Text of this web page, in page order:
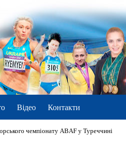
Відео Контакти
чемпіонату ABAF у Туреччині